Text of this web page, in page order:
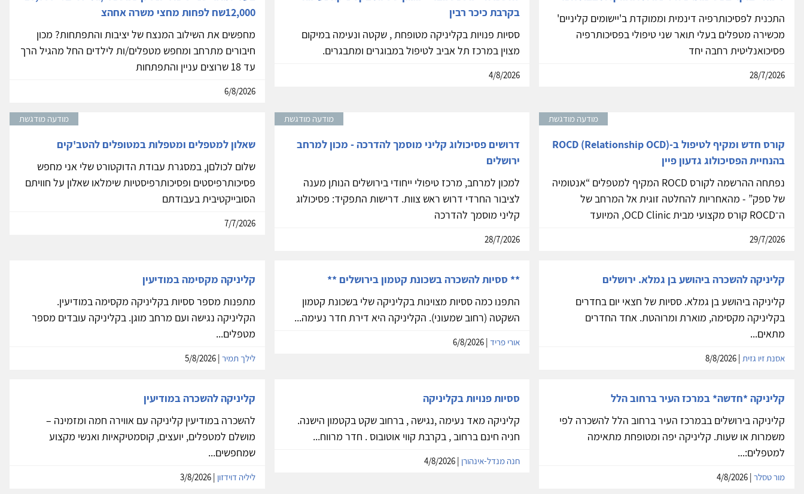
התכנית לפסיכותרפיה דינמית וממוקדת ב'יישומים קליניים'
מכשירה מטפלים בעלי תואר שני טיפולי בפסיכותרפיה
פסיכואנליטית רחבה יחד
28/7/2026
בקרבת כיכר רבין
ססיות פנויות בקליניקה מטופחת , שקטה ונעימה במיקום
מצוין במרכז תל אביב לטיפול במבוגרים ומתבגרים.
4/8/2026
12,000שח לפחות מחצי משרה אחהצ
מחפשים את השילוב המנצח של יציבות והתפתחות? מכון
חיבורים מתרחב ומחפש מטפלים/ות לילדים החל מהגיל הרך
עד 18 שרוצים עניין והתפתחות
6/8/2026
מודעה מודגשת
קורס חדש ומקיף לטיפול ב-ROCD (Relationship OCD)
בהנחיית הפסיכולוג גדעון פיין
נפתחה ההרשמה לקורס ROCD המקיף למטפלים “אנטומיה
של ספק” - מהאחריות להחלטה זוגית אל המרחב של
ה־ROCD קורס מקצועי מבית OCD Clinic, המיועד
29/7/2026
מודעה מודגשת
דרושים פסיכולוג קליני מוסמך להדרכה - מכון למרחב
ירושלים
למכון למרחב, מרכז טיפולי ייחודי בירושלים הנותן מענה
לציבור החרדי דרוש ראש צוות. דרישות התפקיד: פסיכולוג
קליני מוסמך להדרכה
28/7/2026
מודעה מודגשת
שאלון למטפלים ומטפלות במטופלים להטב'קים
שלום לכולםן, במסגרת עבודת הדוקטורט שלי אני מחפש
פסיכותרפיסטים ופסיכותרפיסטיות שימלאו שאלון על חוויתם
הסובייקטיבית בעבודתם
7/7/2026
קליניקה להשכרה ביהושע בן גמלא. ירושלים
קליניקה ביהושע בן גמלא. ססיות של חצאי יום בחדרים
בקליניקה מקסימה, מוארת ומרוהטת. אחד החדרים
מתאים...
אסנת זיו גזית
** ססיות להשכרה בשכונת קטמון בירושלים **
התפנו כמה ססיות מצוינות בקליניקה שלי בשכונת קטמון
השקטה (רחוב שמעוני). הקליניקה היא דירת חדר נעימה...
אורי פריד| 6/8/2026
קליניקה מקסימה במודיעין
מתפנות מספר ססיות בקליניקה מקסימה במודיעין.
הקליניקה נגישה ועם מרחב מוגן. בקליניקה עובדים מספר
מטפלים...
לילך תמיר | 5/8/2026
קליניקה *חדשה* במרכז העיר ברחוב הלל
קליניקה בירושלים בבמרכז העיר ברחוב הלל להשכרה לפי
משמרות או שעות. קליניקה יפה ומטופחת מתאימה
למטפלים:...
מור טסלר
ססיות פנויות בקליניקה
קליניקה מאד נעימה ,נגישה , ברחוב שקט בקטמון הישנה.
חניה חינם ברחוב , בקרבת קווי אוטובוס . חדר מרווח...
חנה מנדל-אינהורן
קליניקה להשכרה במודיעין
להשכרה במודיעין קליניקה עם אווירה חמה ומזמינה –
מושלם למטפלים, יועצים, קוסמטיקאיות ואנשי מקצוע
שמחפשים...
ליליה דוידזון | 3/8/2026